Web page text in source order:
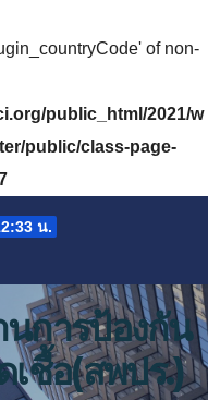
of non-
public_html/2021/w
public/class-page-
น.
การป้องกัน
ชื้อ(สพปร.)